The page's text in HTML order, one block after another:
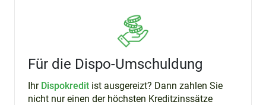
Für die Dispo-Umschuldung
Ihr Dispokredit ist ausgereizt? Dann zahlen Sie
nicht nur einen der höchsten Kreditzinssätze